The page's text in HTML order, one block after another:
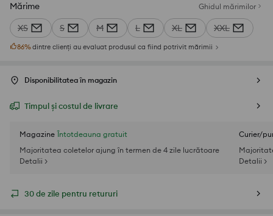
Mărime Ghidul mărimilor
XS S M L XL XXL
86%dintre clienți au evaluat produsul ca fiind potrivit mărimii
Disponibilitatea în magazin
Timpul și costul de livrare
Magazine Întotdeauna gratuit
Majoritatea coletelor ajung în termen de 4 zile lucrătoare
Detalii >
Curier/
Detalii >
30 de zile pentru retururi